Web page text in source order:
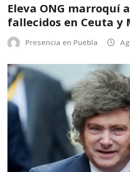
Eleva ONG marroquí
fallecidos en Ceuta y
Presencia en Puebla